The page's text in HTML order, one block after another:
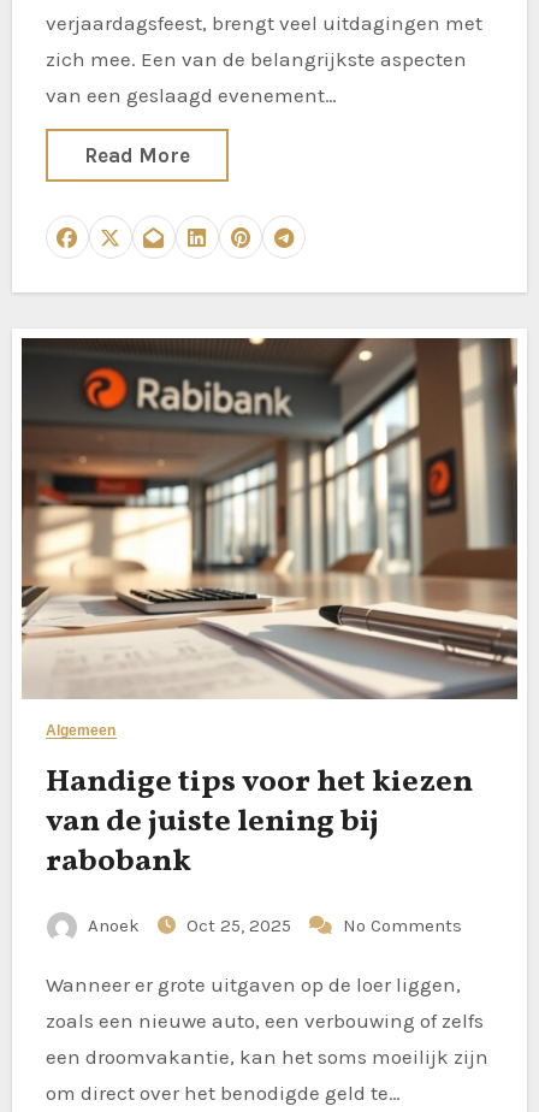
verjaardagsfeest, brengt veel uitdagingen met
zich mee. Een van de belangrijkste aspecten
van een geslaagd evenement…
Read More
Algemeen
Handige tips voor het kiezen
van de juiste lening bij
rabobank
Anoek Oct 25, 2025 No Comments
Wanneer er grote uitgaven op de loer liggen,
zoals een nieuwe auto, een verbouwing of zelfs
een droomvakantie, kan het soms moeilijk zijn
om direct over het benodigde geld te…